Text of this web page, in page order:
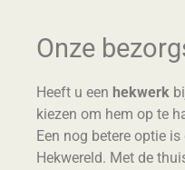
Onze
Heeft u een hekwerk
kiezen om hem op te
Een nog betere optie
Hekwereld. Met de